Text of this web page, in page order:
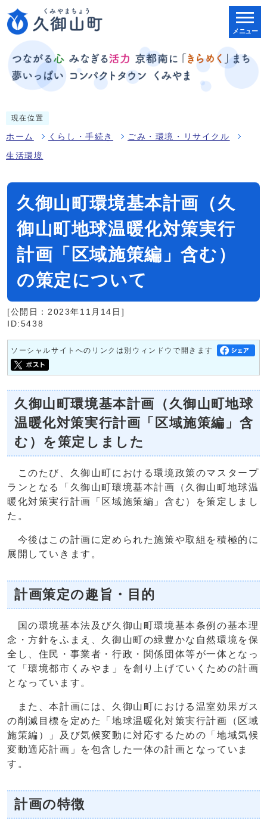
メニュー
現在位置
ホーム くらし・手続き ごみ・環境・リサイクル
生活環境
久御山町環境基本計画（久
御山町地球温暖化対策実行
計画「区域施策編」含む）
の策定について
[公開日：2023年11月14日]
ID:5438
ソーシャルサイトへのリンクは別ウィンドウで開きます
久御山町環境基本計画（久御山町地球
温暖化対策実行計画「区域施策編」含
む）を策定しました
このたび、久御山町における環境政策のマスタープ
ランとなる「久御山町環境基本計画（久御山町地球温
暖化対策実行計画「区域施策編」含む）を策定しまし
た。
今後はこの計画に定められた施策や取組を積極的に
展開していきます。
計画策定の趣旨・目的
国の環境基本法及び久御山町環境基本条例の基本理
念・方針をふまえ、久御山町の緑豊かな自然環境を保
全し、住民・事業者・行政・関係団体等が一体となっ
て「環境都市くみやま」を創り上げていくための計画
となっています。
また、本計画には、久御山町における温室効果ガス
の削減目標を定めた「地球温暖化対策実行計画（区域
施策編）」及び気候変動に対応するための「地域気候
変動適応計画」を包含した一体の計画となっていま
す。
計画の特徴